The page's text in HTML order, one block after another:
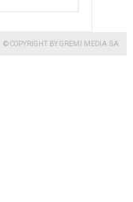
© COPYRIGHT BY GREMI MEDIA SA